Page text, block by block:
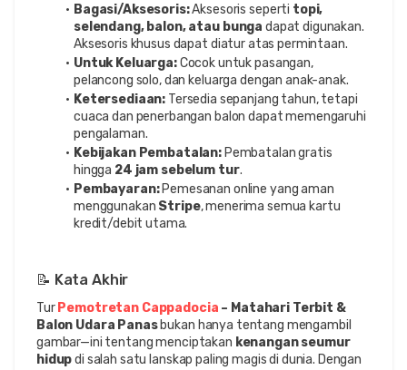
Bagasi/Aksesoris: Aksesoris seperti topi,
selendang, balon, atau bunga dapat digunakan.
Aksesoris khusus dapat diatur atas permintaan.
Untuk Keluarga: Cocok untuk pasangan,
pelancong solo, dan keluarga dengan anak-anak.
Ketersediaan: Tersedia sepanjang tahun, tetapi
cuaca dan penerbangan balon dapat memengaruhi
pengalaman.
Kebijakan Pembatalan: Pembatalan gratis
hingga 24 jam sebelum tur.
Pembayaran: Pemesanan online yang aman
menggunakan Stripe, menerima semua kartu
kredit/debit utama.
📝 Kata Akhir
Tur Pemotretan Cappadocia – Matahari Terbit &
Balon Udara Panas bukan hanya tentang mengambil
gambar—ini tentang menciptakan kenangan seumur
hidup